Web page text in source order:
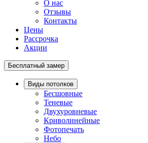
О нас
Отзывы
Контакты
Цены
Рассрочка
Акции
Бесплатный замер
Виды потолков
Бесшовные
Теневые
Двухуровневые
Криволинейные
Фотопечать
Небо